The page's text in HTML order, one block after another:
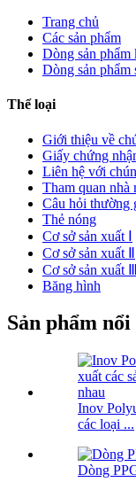
Trang chủ
Các sản phẩm
Dòng sản phẩm
Dòng sản phẩm
Thể loại
Giới thiệu về
Giấy chứng
Liên hệ với
Tham quan nhà
Câu hỏi thường
Thẻ nóng
Cơ sở sản xuất Ⅰ
Cơ sở sản xuất Ⅱ
Cơ sở sản xuất Ⅲ
Băng hình
Sản phẩm
Inov
các loại ...
Dòng